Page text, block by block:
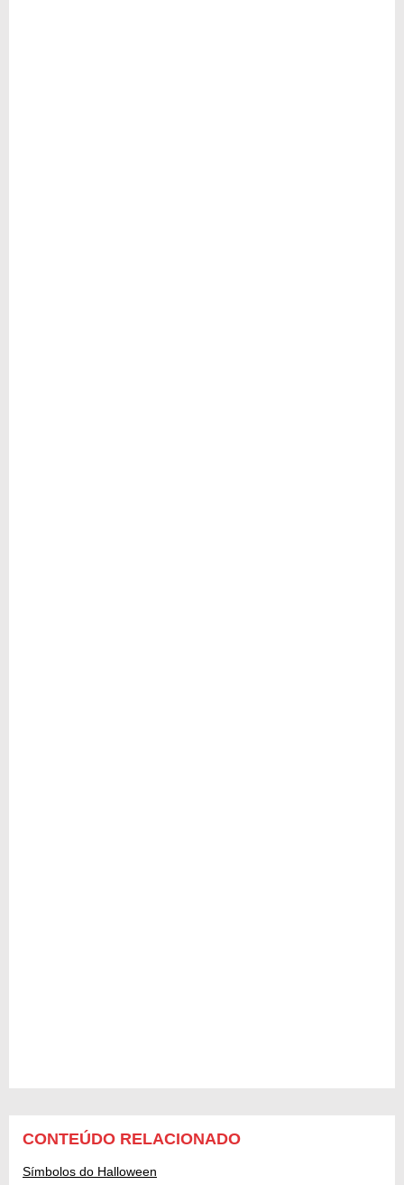
CONTEÚDO RELACIONADO
Símbolos do Halloween